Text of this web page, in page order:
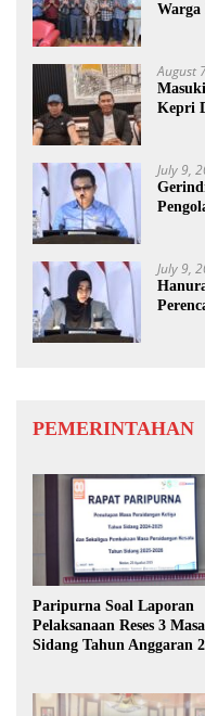
Warga
August
Kepri
July 9,
July 9,
PEMERINTAHAN
Paripurna Soal Laporan
Pelaksanaan Reses 3 Masa
Sidang Tahun Anggaran